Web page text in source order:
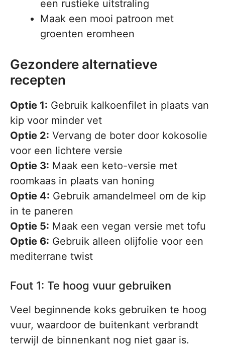
een rustieke uitstraling
Maak een mooi patroon met
groenten eromheen
Gezondere alternatieve
recepten
Optie 1: Gebruik kalkoenfilet in plaats van
kip voor minder vet
Optie 2: Vervang de boter door kokosolie
voor een lichtere versie
Optie 3: Maak een keto-versie met
roomkaas in plaats van honing
Optie 4: Gebruik amandelmeel om de kip
in te paneren
Optie 5: Maak een vegan versie met tofu
Optie 6: Gebruik alleen olijfolie voor een
mediterrane twist
Fout 1: Te hoog vuur gebruiken
Veel beginnende koks gebruiken te hoog
vuur, waardoor de buitenkant verbrandt
terwijl de binnenkant nog niet gaar is.